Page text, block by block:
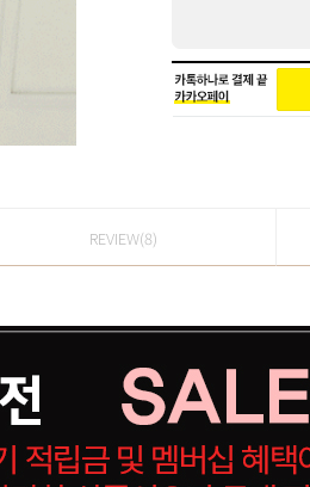
REVIEW(8)